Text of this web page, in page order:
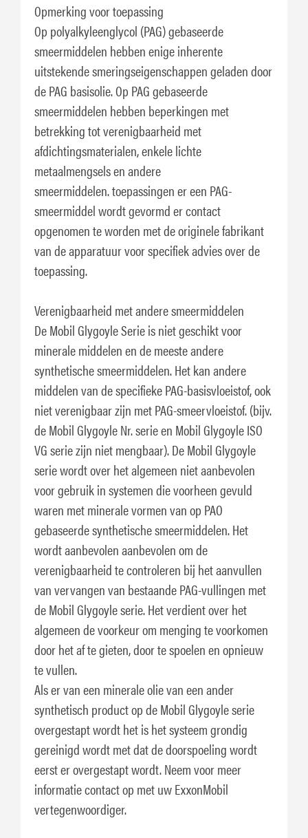
Opmerking voor toepassing
Op polyalkyleenglycol (PAG) gebaseerde
smeermiddelen hebben enige inherente
uitstekende smeringseigenschappen geladen door
de PAG basisolie. Op PAG gebaseerde
smeermiddelen hebben beperkingen met
betrekking tot verenigbaarheid met
afdichtingsmaterialen, enkele lichte
metaalmengsels en andere
smeermiddelen. toepassingen er een PAG-
smeermiddel wordt gevormd er contact
opgenomen te worden met de originele fabrikant
van de apparatuur voor specifiek advies over de
toepassing.
Verenigbaarheid met andere smeermiddelen
De Mobil Glygoyle Serie is niet geschikt voor
minerale middelen en de meeste andere
synthetische smeermiddelen. Het kan andere
middelen van de specifieke PAG-basisvloeistof, ook
niet verenigbaar zijn met PAG-smeervloeistof. (bijv.
de Mobil Glygoyle Nr. serie en Mobil Glygoyle ISO
VG serie zijn niet mengbaar). De Mobil Glygoyle
serie wordt over het algemeen niet aanbevolen
voor gebruik in systemen die voorheen gevuld
waren met minerale vormen van op PAO
gebaseerde synthetische smeermiddelen. Het
wordt aanbevolen aanbevolen om de
verenigbaarheid te controleren bij het aanvullen
van vervangen van bestaande PAG-vullingen met
de Mobil Glygoyle serie. Het verdient over het
algemeen de voorkeur om menging te voorkomen
door het af te gieten, door te spoelen en opnieuw
te vullen.
Als er van een minerale olie van een ander
synthetisch product op de Mobil Glygoyle serie
overgestapt wordt het is het systeem grondig
gereinigd wordt met dat de doorspoeling wordt
eerst er overgestapt wordt. Neem voor meer
informatie contact op met uw ExxonMobil
vertegenwoordiger.